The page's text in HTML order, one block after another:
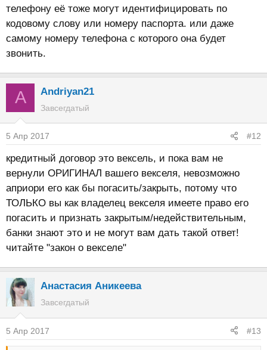
телефону её тоже могут идентифицировать по
кодовому слову или номеру паспорта. или даже
самому номеру телефона с которого она будет
звонить.
A Andriyan21
Завсегдатый
5 Апр 2017 #12
кредитный договор это вексель, и пока вам не
вернули ОРИГИНАЛ вашего векселя, невозможно
априори его как бы погасить/закрыть, потому что
ТОЛЬКО вы как владелец векселя имеете право его
погасить и признать закрытым/недействительным,
банки знают это и не могут вам дать такой ответ!
читайте "закон о векселе"
Анастасия Аникеева
Завсегдатый
5 Апр 2017 #13